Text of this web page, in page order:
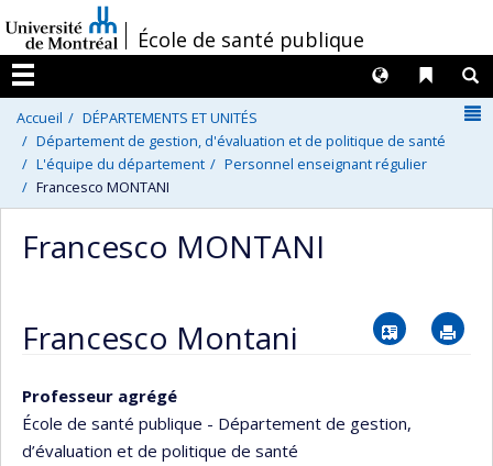
au
contenu
/École de santé publique
Menu
Liens
Langues
Accueil
DÉPARTEMENTS ET UNITÉS
Département de gestion, d'évaluation et de politique de santé
L'équipe du département
Personnel enseignant régulier
Francesco MONTANI
Francesco MONTANI
Francesco Montani Vcard
Professeur agrégé
École de santé publique - Département de gestion,
d’évaluation et de politique de santé